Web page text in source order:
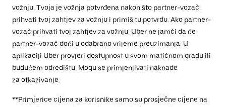
vožnju. Tvoja je vožnja potvrđena nakon što partner-vozač
prihvati tvoj zahtjev za vožnju i primiš tu potvrdu. Ako partner-
vozač prihvati tvoj zahtjev za vožnju, Uber ne jamči da će
partner-vozač doći u odabrano vrijeme preuzimanja. U
aplikaciji Uber provjeri dostupnost u svom matičnom gradu ili
budućem odredištu. Mogu se primjenjivati naknade
za otkazivanje.
**Primjerice cijena za korisnike samo su prosječne cijene na